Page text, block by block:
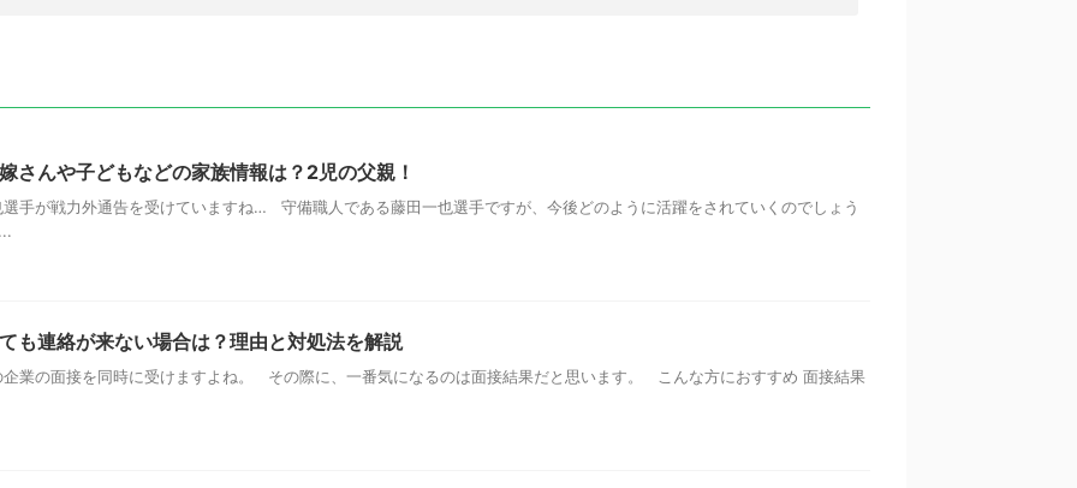
さんや子どもなどの家族情報は？2児の父親！
手が戦力外通告を受けていますね… 守備職人である藤田一也選手ですが、今後どのように活躍をされていくのでしょう
も連絡が来ない場合は？理由と対処法を解説
業の面接を同時に受けますよね。 その際に、一番気になるのは面接結果だと思います。 こんな方におすすめ 面接結果